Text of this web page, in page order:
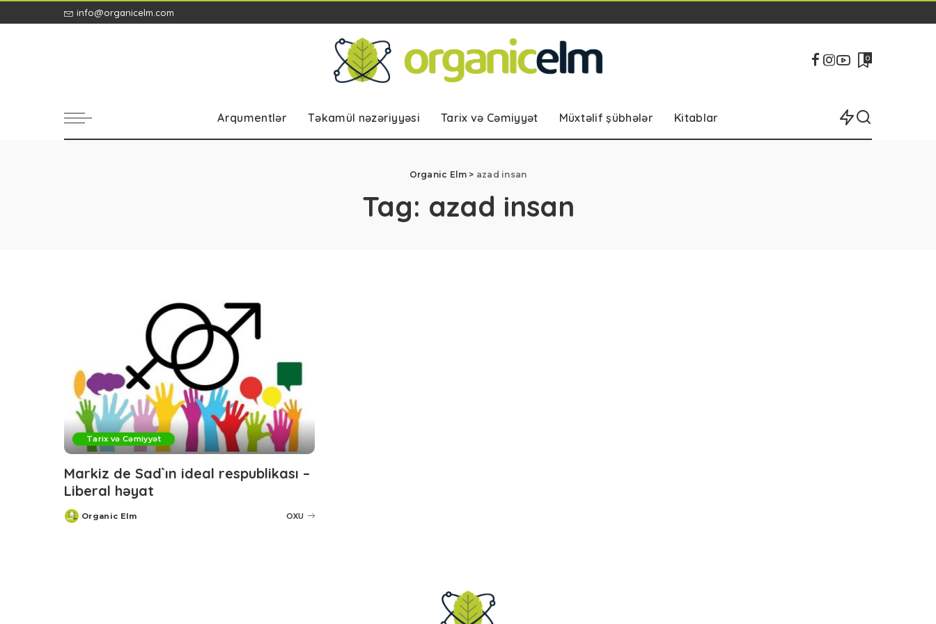
info@organicelm.com
0
Arqumentlər Təkamül nəzəriyyəsi Tarix və Cəmiyyət Müxtəlif şübhələr Kitablar
Organic Elm > azad insan
Tag: azad insan
Tarix və Cəmiyyət
Markiz de Sad`ın ideal respublikası –
Liberal həyat
Posted
Organic Elm OXU